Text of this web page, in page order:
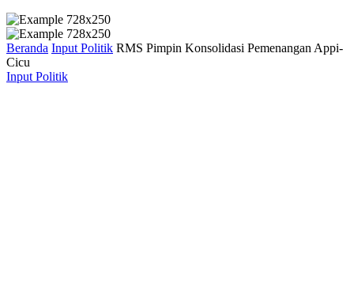
Beranda Input Politik RMS Pimpin Konsolidasi Pemenangan Appi-
Cicu
Input Politik